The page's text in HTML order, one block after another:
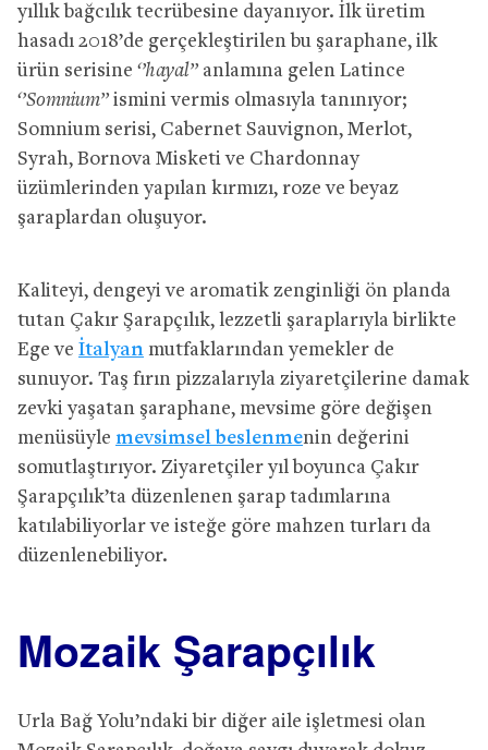
yıllık bağcılık tecrübesine dayanıyor. İlk üretim
hasadı 2018’de gerçekleştirilen bu şaraphane, ilk
ürün serisine ‘’hayal’’ anlamına gelen Latince
‘’Somnium’’ ismini vermis olmasıyla tanınıyor;
Somnium serisi, Cabernet Sauvignon, Merlot,
Syrah, Bornova Misketi ve Chardonnay
üzümlerinden yapılan kırmızı, roze ve beyaz
şaraplardan oluşuyor.
Kaliteyi, dengeyi ve aromatik zenginliği ön planda
tutan Çakır Şarapçılık, lezzetli şaraplarıyla birlikte
Ege ve İtalyan mutfaklarından yemekler de
sunuyor. Taş fırın pizzalarıyla ziyaretçilerine damak
zevki yaşatan şaraphane, mevsime göre değişen
menüsüyle mevsimsel beslenmenin değerini
somutlaştırıyor. Ziyaretçiler yıl boyunca Çakır
Şarapçılık’ta düzenlenen şarap tadımlarına
katılabiliyorlar ve isteğe göre mahzen turları da
düzenlenebiliyor.
Mozaik Şarapçılık
Urla Bağ Yolu’ndaki bir diğer aile işletmesi olan